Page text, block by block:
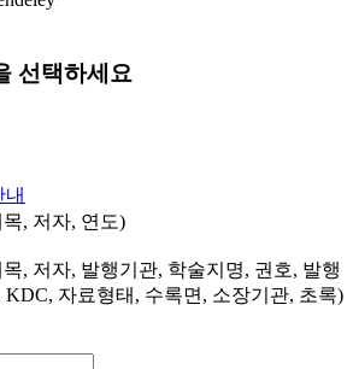
선택하세요
, 저자, 연도)
, 저자, 발행기관, 학술지명, 권호, 발행
KDC, 자료형태, 수록면, 소장기관, 초록)